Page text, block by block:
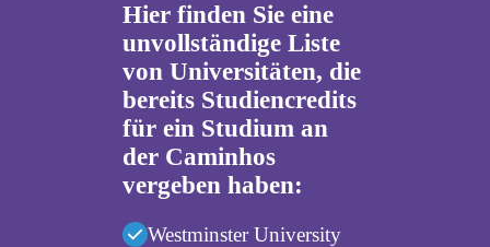
Hier finden Sie eine
unvollständige Liste
von Universitäten, die
bereits Studiencredits
für ein Studium an
der Caminhos
vergeben haben:
Westminster University